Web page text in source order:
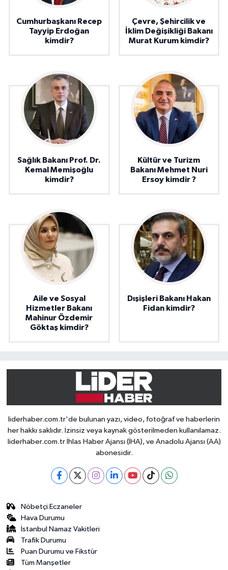
Cumhurbaşkanı Recep
Tayyip Erdoğan
kimdir?
Çevre, Şehircilik ve
İklim Değişikliği Bakanı
Murat Kurum kimdir?
Sağlık Bakanı Prof. Dr.
Kemal Memişoğlu
kimdir?
Kültür ve Turizm
Bakanı Mehmet Nuri
Ersoy kimdir ?
Aile ve Sosyal
Hizmetler Bakanı
Mahinur Özdemir
Göktaş kimdir?
Dışişleri Bakanı Hakan
Fidan kimdir?
liderhaber.com.tr'de bulunan yazı, video, fotoğraf ve haberlerin
her hakkı saklıdır. İzinsiz veya kaynak gösterilmeden kullanılamaz.
liderhaber.com.tr İhlas Haber Ajansı (İHA), ve Anadolu Ajansı (AA)
abonesidir.
Nöbetçi Eczaneler
Hava Durumu
İstanbul Namaz Vakitleri
Trafik Durumu
Puan Durumu ve Fikstür
Tüm Manşetler